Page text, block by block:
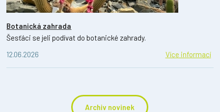
Botanická zahrada
Šesťáci se jeli podívat do botanické zahrady.
12.06.2026
Více informací
Archiv novinek